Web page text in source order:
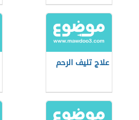
علاج تليف الرحم